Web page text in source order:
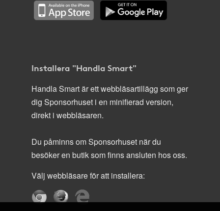
Installera "Handla Smart"
Handla Smart är ett webbläsartillägg som ger
dig Sponsorhuset i en minifierad version,
direkt i webbläsaren.
Du påminns om Sponsorhuset när du
besöker en butik som finns ansluten hos oss.
Välj webbläsare för att installera: